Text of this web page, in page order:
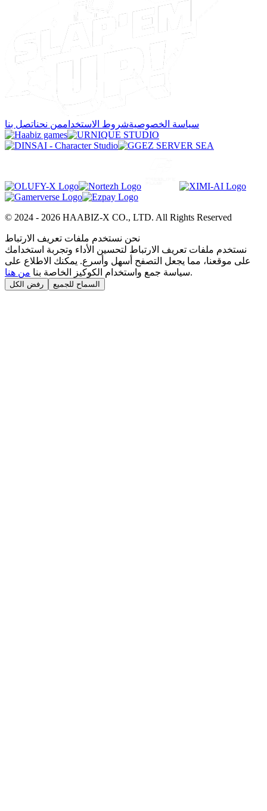
سياسة الخصوصيةشروط الاستخداممن نحناتصل بنا
© 2024 - 2026 HAABIZ-X CO., LTD. All Rights Reserved
نحن نستخدم ملفات تعريف الارتباط
نستخدم ملفات تعريف الارتباط لتحسين الأداء وتجربة استخدامك
على موقعنا، مما يجعل التصفح أسهل وأسرع. يمكنك الاطلاع على
سياسة جمع واستخدام الكوكيز الخاصة بنا من هنا .
رفض الكل السماح للجميع